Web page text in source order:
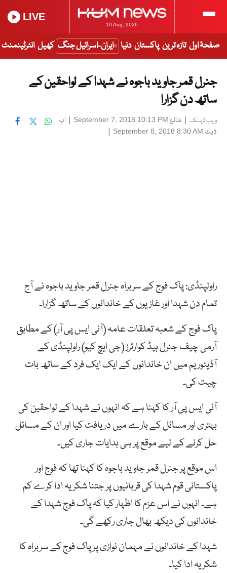
10 Aug, 2026
LIVE
صفحۂ اول تازہ ترین پاکستان دنیا ایران-اسرائیل جنگ کھیل انٹرٹینمنٹ
جنرل قمر جاوید باجوہ نے شہدا کے لواحقین کے
ساتھ دن گزارا
ویب ڈیسک | شائع September 7, 2018 10:13 PM
| اپ
ڈیٹ September 8, 2018 8:30 AM
|
راولپنڈی: پاک فوج کے سربراہ جنرل قمر جاوید باجوہ نے آج
تمام دن شہدا اور غازیوں کے خاندانوں کے ساتھ گزارا۔
پاک فوج کے شعبہ تعلقات عامہ (آئی ایس پی آر) کے مطابق
آرمی چیف جنرل ہیڈ کوارٹرز (جی ایچ کیو) راولپنڈی کے
آڈیٹوریم میں ان خاندانوں کے ایک ایک فرد کے ساتھ بات
چیت کی۔
آئی ایس پی آر کا کہنا ہے کہ انہوں نے شہدا کے لواحقین کی
بہتری اور مسائل کے بارے میں دریافت کیا اور ان کے مسائل
حل کرنے کے لیے موقع پر ہی ہدایات جاری کیں۔
اس موقع پر جنرل قمر جاوید باجوہ کا کہنا تھا کہ فوج اور
پاکستانی قوم شہدا کی قربانیوں پر جتنا شکریہ ادا کرے کم
ہے۔ انہوں نے اس عزم کا اظہار کیا کہ پاک فوج شہدا کے
خاندانوں کی دیکھ بھال جاری رکھے گی۔
شہدا کے خاندانوں نے مہمان نوازی پر پاک فوج کے سربراہ کا
شکریہ ادا کیا۔